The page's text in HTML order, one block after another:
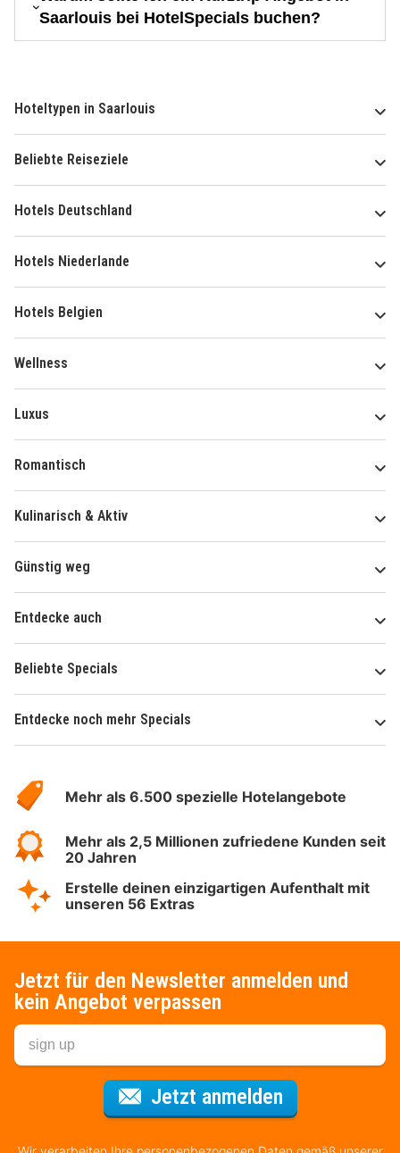
Saarlouis bei HotelSpecials buchen?
Hoteltypen in Saarlouis
Beliebte Reiseziele
Hotels Deutschland
Hotels Niederlande
Hotels Belgien
Wellness
Luxus
Romantisch
Kulinarisch & Aktiv
Günstig weg
Entdecke auch
Beliebte Specials
Entdecke noch mehr Specials
Hotelspecials
Mehr als 6.500 spezielle Hotelangebote
Mehr als 2,5 Millionen zufriedene Kunden seit
20 Jahren
Erstelle deinen einzigartigen Aufenthalt mit
unseren 56 Extras
Jetzt für den Newsletter anmelden und
kein Angebot verpassen
Jetzt anmeldenFür den